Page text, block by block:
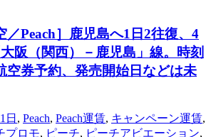
／Peach］鹿児島へ1日2往復、4
阪（関西）－鹿児島」線。時刻
空券予約、発売開始日などは未
日 , Peach, Peach運賃, キャンペーン運賃,
プロモ, ピーチ, ピーチアビエーション,